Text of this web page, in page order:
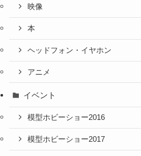
映像
本
ヘッドフォン・イヤホン
アニメ
イベント
模型ホビーショー2016
模型ホビーショー2017